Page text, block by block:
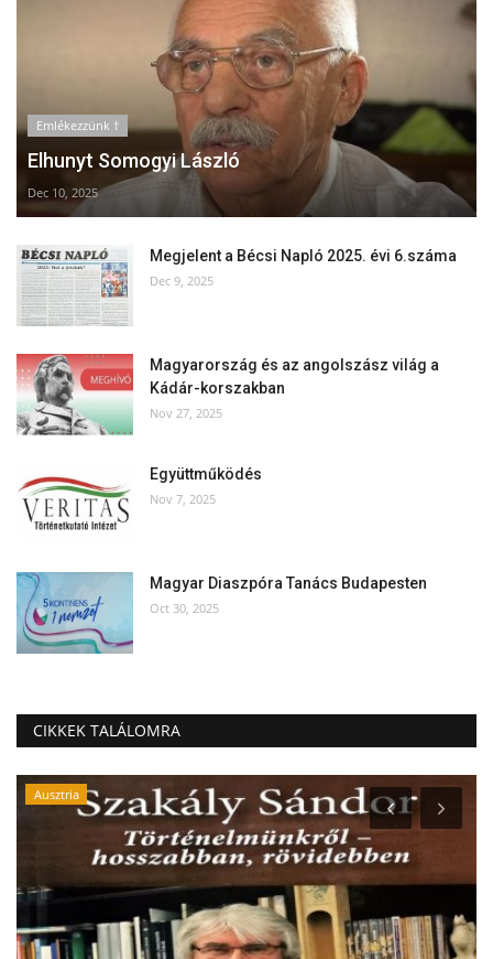
Emlékezzünk †
Elhunyt Somogyi László
Dec 10, 2025
Megjelent a Bécsi Napló 2025. évi 6.száma
Dec 9, 2025
Magyarország és az angolszász világ a
Kádár-korszakban
Nov 27, 2025
Együttműködés
Nov 7, 2025
Magyar Diaszpóra Tanács Budapesten
Oct 30, 2025
CIKKEK TALÁLOMRA
Ausztria